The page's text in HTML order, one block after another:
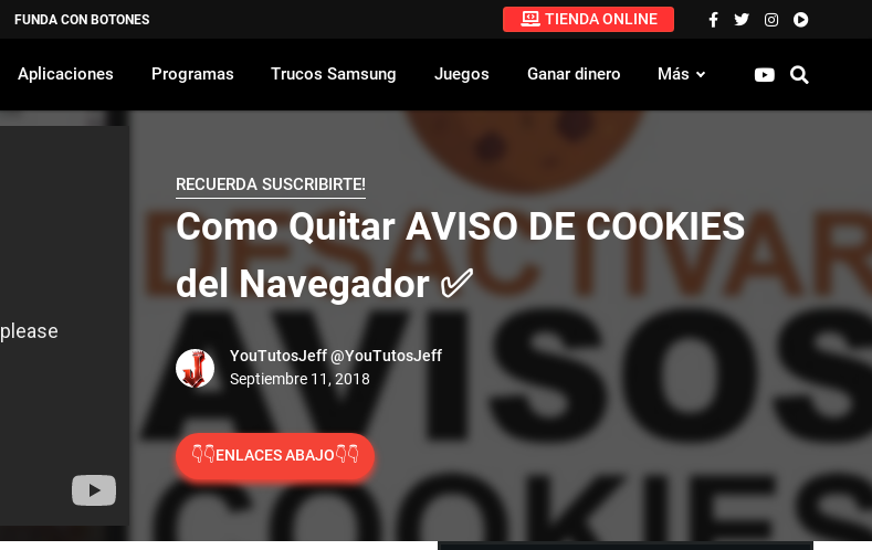
FUNDA CON BOTONES TIENDA ONLINE
Aplicaciones Programas Trucos Samsung Juegos Ganar dinero Más
Como Quitar AVISO DE COOKIES
del Navegador ✅
RECUERDA SUSCRIBIRTE!
👇👇ENLACES ABAJO👇👇
YouTutosJeff@YouTutosJeff